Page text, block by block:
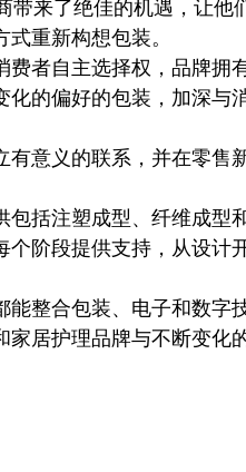
带来了绝佳的机遇，让他
重新构想包装。
费者自主选择权，品牌拥
的偏好的包装，加深与
有意义的联系，并在零售
括注塑成型、纤维成型
阶段提供支持，从设计
整合包装、电子和数字
家居护理品牌与不断变化